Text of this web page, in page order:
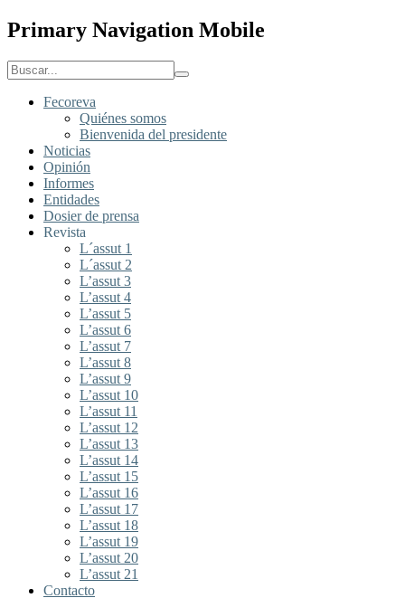
Primary Navigation Mobile
Fecoreva
Quiénes somos
Bienvenida del presidente
Noticias
Opinión
Informes
Entidades
Dosier de prensa
Revista
L´assut 1
L´assut 2
L’assut 3
L’assut 4
L’assut 5
L’assut 6
L’assut 7
L’assut 8
L’assut 9
L’assut 10
L’assut 11
L’assut 12
L’assut 13
L’assut 14
L’assut 15
L’assut 16
L’assut 17
L’assut 18
L’assut 19
L’assut 20
L’assut 21
Contacto